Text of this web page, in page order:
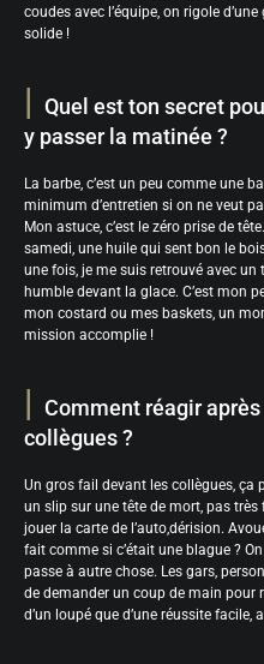
coudes avec l’équipe, on rigole
solide !
Quel est ton secret
y passer la matinée ?
La barbe, c’est un peu comme une
minimum d’entretien si on ne veut
Mon astuce, c’est le zéro prise de
samedi, une huile qui sent bon le
une fois, je me suis retrouvé avec un
humble devant la glace. C’est mon
mon costard ou mes baskets, un
mission accomplie !
Comment réagir
collègues ?
Un gros fail devant les collègues, ça
un slip sur une tête de mort, pas très
jouer la carte de l’auto,dérision.
fait comme si c’était une blague ?
passe à autre chose. Les gars,
de demander un coup de main pour
d’un loupé que d’une réussite